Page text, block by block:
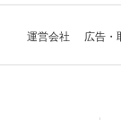
運営会社 広告・